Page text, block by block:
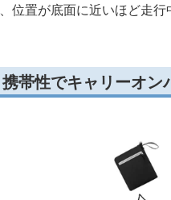
位置が底面に近いほど走行
帯性でキャリーオン